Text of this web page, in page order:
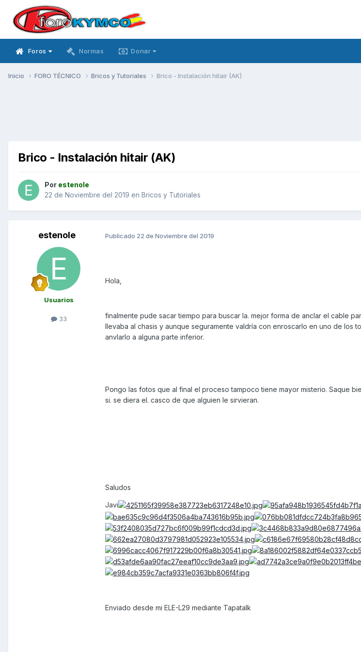
Foros Normas Donar
Inicio FORO TÉCNICO Bricos y Tutoriales Brico - Instalación hitair (AK)
Brico - Instalación hitair (AK)
Por estenole
22 de Noviembre del 2019 en Bricos y Tutoriales
estenole
Usuarios
33
Publicado 22 de Noviembre del 2019
Hola,
finalmente pude sacar tiempo para buscar la. mejor forma de anclar el cable
llevaba al chasis y aunque seguramente valdría con enroscarlo en uno de los
anvlarlo a alguna parte inferior.
Pongo las fotos que al final el proceso tampoco tiene mayor misterio. Saque
si. se diera el. casco de que alguien le sirvieran.
Saludos
Javi
Enviado desde mi ELE-L29 mediante Tapatalk